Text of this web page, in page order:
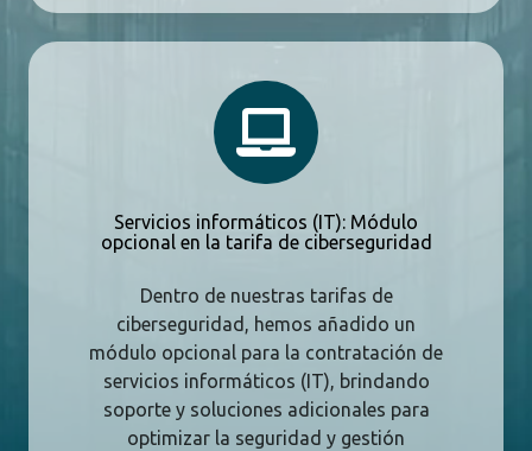
Servicios informáticos (IT): Módulo
opcional en la tarifa de ciberseguridad
Dentro de nuestras tarifas de
ciberseguridad, hemos añadido un
módulo opcional para la contratación de
servicios informáticos (IT), brindando
soporte y soluciones adicionales para
optimizar la seguridad y gestión
informáticos
(IT):
Módulo
opcional
la
tarifa
de
ciberseguridad